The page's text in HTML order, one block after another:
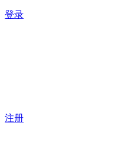
登录
注册